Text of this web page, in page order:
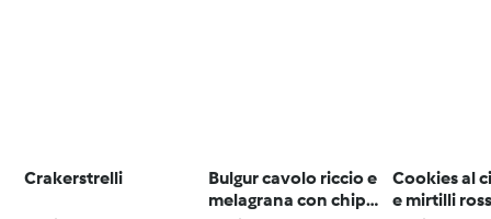
Crakerstrelli
Bulgur cavolo riccio e
melagrana con chips
Cookies al
e mirtilli